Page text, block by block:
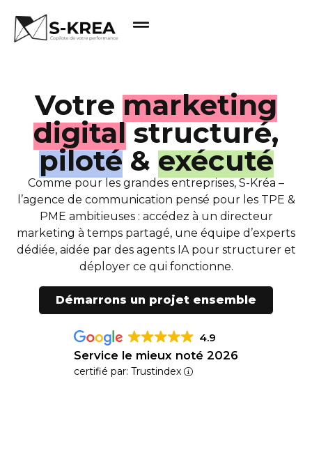
Votre marketing
digitalstructuré,
piloté& exécuté
Comme pour les grandes entreprises, S-Kréa –
l’agence de communication pensé pour les TPE &
PME ambitieuses : accédez à un directeur
marketing à temps partagé, une équipe d’experts
dédiée, aidée par des agents IA pour structurer et
déployer ce qui fonctionne.
Démarrons un projet ensemble
4.9
Service le mieux noté 2026
certifié par: Trustindex